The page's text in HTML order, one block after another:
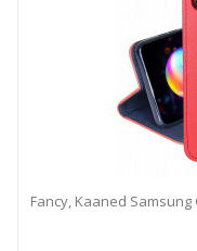
Fancy, Kaaned Samsung